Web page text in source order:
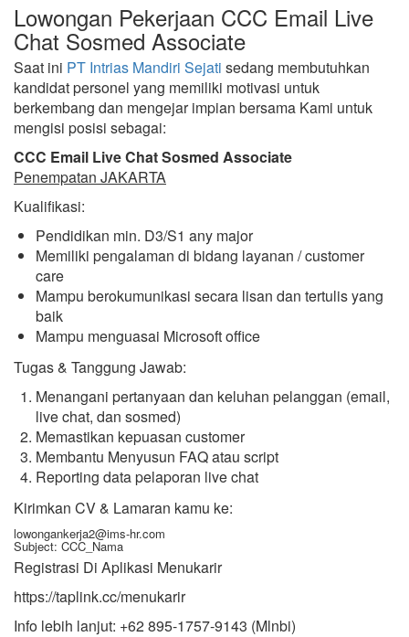
Lowongan Pekerjaan CCC Email Live
Chat Sosmed Associate
Saat ini PT Intrias Mandiri Sejati sedang membutuhkan
kandidat personel yang memiliki motivasi untuk
berkembang dan mengejar impian bersama Kami untuk
mengisi posisi sebagai:
CCC Email Live Chat Sosmed Associate
Penempatan JAKARTA
Kualifikasi:
Pendidikan min. D3/S1 any major
Memiliki pengalaman di bidang layanan / customer
care
Mampu berokumunikasi secara lisan dan tertulis yang
baik
Mampu menguasai Microsoft office
Tugas & Tanggung Jawab:
Menangani pertanyaan dan keluhan pelanggan (email,
live chat, dan sosmed)
Memastikan kepuasan customer
Membantu Menyusun FAQ atau script
Reporting data pelaporan live chat
Kirimkan CV & Lamaran kamu ke:
lowongankerja2@ims-hr.com
Subject: CCC_Nama
Registrasi Di Aplikasi Menukarir
https://taplink.cc/menukarir
Info lebih lanjut: +62 895-1757-9143 (Mlnbi)